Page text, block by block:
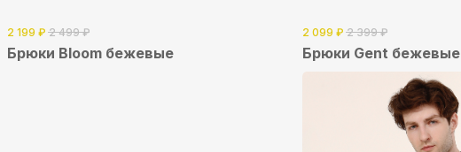
2 199 ₽ 2 499 ₽
Брюки Bloom бежевые
2 099 ₽ 2 399 ₽
Брюки Gent бежевые